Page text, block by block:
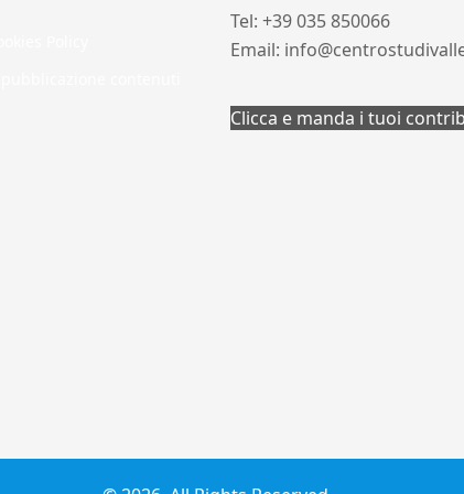
Tel: +39 035 850066
Email:
Clicca e manda i tuoi